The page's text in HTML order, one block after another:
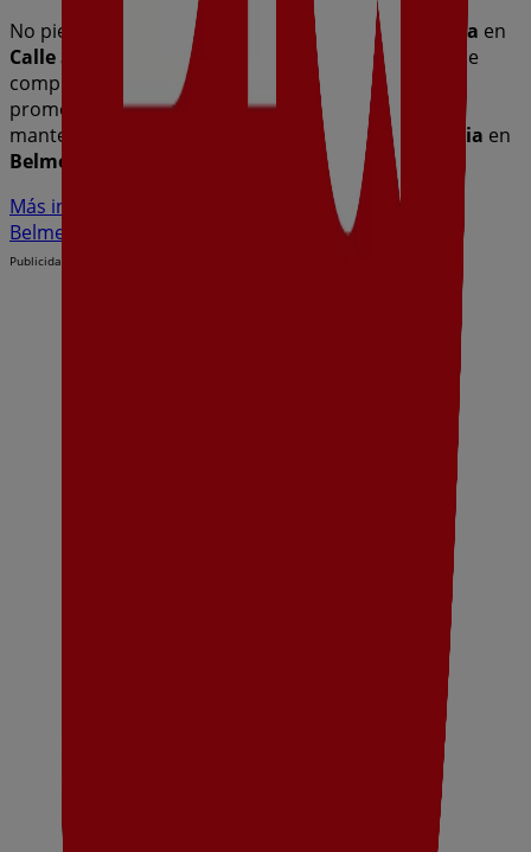
No pierdas la oportunidad de visitar la tienda de
Dia en
Calle Santo, 28
para disfrutar de una experiencia de
compra completa. Te invitamos a explorar las
promociones que tenemos para ti este
agosto
mantenerte informado de las mejores ofertas de
Dia en
Belmez
. ¡Visítanos y empieza a ahorrar hoy mismo!
Más información de Dia
Ver otras tiendas de Dia en
Belmez
Publicidad